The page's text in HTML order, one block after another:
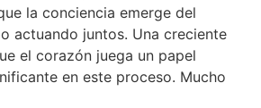
la conciencia emerge del
actuando juntos. Una creciente
el corazón juega un papel
en este proceso. Mucho